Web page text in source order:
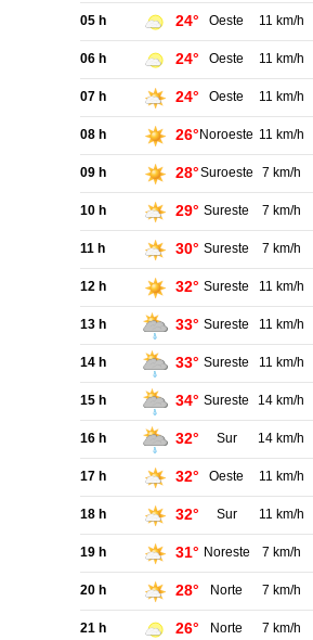
05 h 24° Oeste 11 km/h
06 h 24° Oeste 11 km/h
07 h 24° Oeste 11 km/h
08 h 26° Noroeste 11 km/h
09 h 28°Suroeste 7 km/h
10 h 29° Sureste 7 km/h
11 h 30° Sureste 7 km/h
12 h 32° Sureste 11 km/h
13 h 33° Sureste 11 km/h
14 h 33° Sureste 11 km/h
15 h 34° Sureste 14 km/h
16 h 32° Sur 14 km/h
17 h 32° Oeste 11 km/h
18 h 32° Sur 11 km/h
19 h 31° Noreste 7 km/h
20 h 28° Norte 7 km/h
21 h 26° Norte 7 km/h